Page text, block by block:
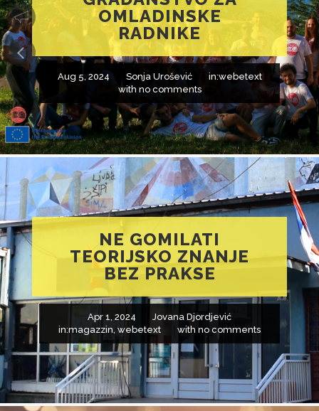
OMLADINSKE
RADNIKE
Aug 5, 2024 Sonja Urošević in:webetext
with no comments
NE GOMILATI
TEORIJSKO ZNANJE
BEZ PRAKSE
Apr 1, 2024
Jovana Djordjević
in:magazzin webetext with no comments